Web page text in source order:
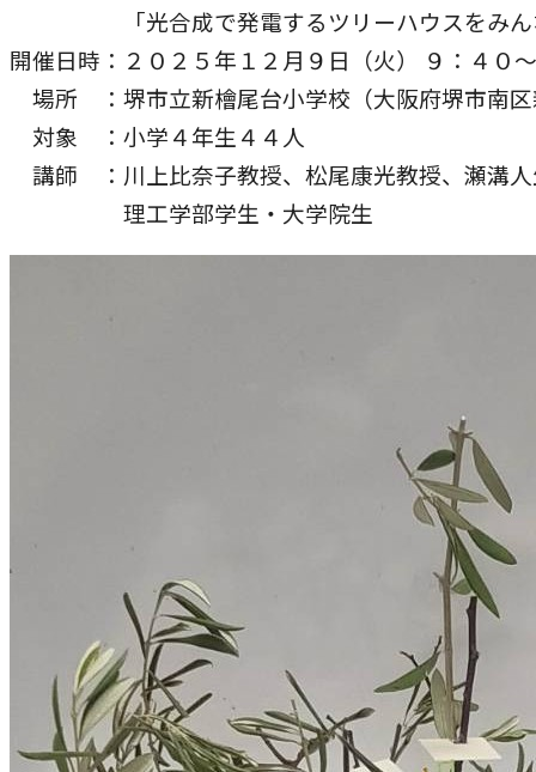
経済経営学研究科
理工学研究科
薬学研究科
看護学研究科
農学研究科
「光合成で発電するツリーハウスをみん
開催日時：２０２５年１２月９日（火） ９：４０
場所 ：堺市立新檜尾台小学校（大阪府堺市南
対象 ：小学４年生４４人
講師 ：川上比奈子教授、松尾康光教授、瀬溝
理工学部学生・大学院生